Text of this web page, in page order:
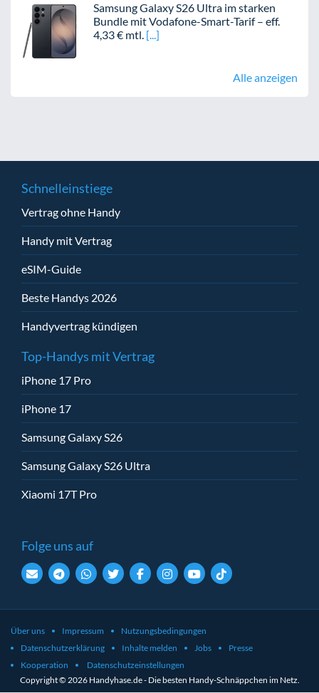
Samsung Galaxy S26 Ultra im starken
Bundle mit Vodafone-Smart-Tarif – eff.
4,33 € mtl.
Alle anzeigen
Schnelleinstiege
Vertrag ohne Handy
Handy mit Vertrag
eSIM-Guide
Beste Handys 2026
Handyvertrag kündigen
Top-Handys mit Vertrag
iPhone 17 Pro
iPhone 17
Samsung Galaxy S26
Samsung Galaxy S26 Ultra
Xiaomi 17T Pro
Folge uns auf
Über uns Impressum
Nutzungsbedingungen
Datenschutzerklärung
Inhalte melden Jobs
Presse
Kooperation
Datenschutzeinstellungen
Copyright © 2026 Handyhase.de - Die besten Handy-Schnäppchen im Netz.